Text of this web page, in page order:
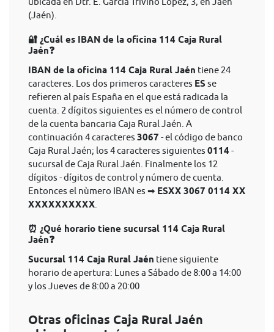
(Jaén).
🔐 ¿Cuál es IBAN de la oficina 114 Caja Rural
Jaén❓
IBAN de la oficina 114 Caja Rural Jaén tiene 24
caracteres. Los dos primeros caracteres ES se
refieren al país España en el que está radicada la
cuenta. 2 dígitos siguientes es el número de control
de la cuenta bancaria Caja Rural Jaén. A
continuación 4 caracteres 3067 - el código de banco
Caja Rural Jaén; los 4 caracteres siguientes 0114 -
sucursal de Caja Rural Jaén. Finalmente los 12
dígitos - dígitos de control y número de cuenta.
Entonces el nùmero IBAN es ➡ ESXX 3067 0114 XX
XXXXXXXXXX
⏰ ¿Qué horario tiene sucursal 114 Caja Rural
Jaén❓
Sucursal 114 Caja Rural Jaén tiene siguiente
horario de apertura: Lunes a Sábado de 8:00 a 14:00
y los Jueves de 8:00 a 20:00
Otras oficinas Caja Rural Jaén